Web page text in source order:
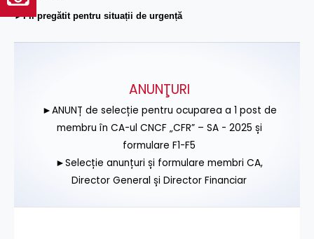
►Fii pregătit pentru situații de urgență
ANUNŢURI
►ANUNȚ de selecție pentru ocuparea a 1 post de
membru în CA-ul CNCF „CFR” – SA - 2025 și
formulare F1-F5
►Selecție anunțuri și formulare membri CA,
Director General și Director Financiar